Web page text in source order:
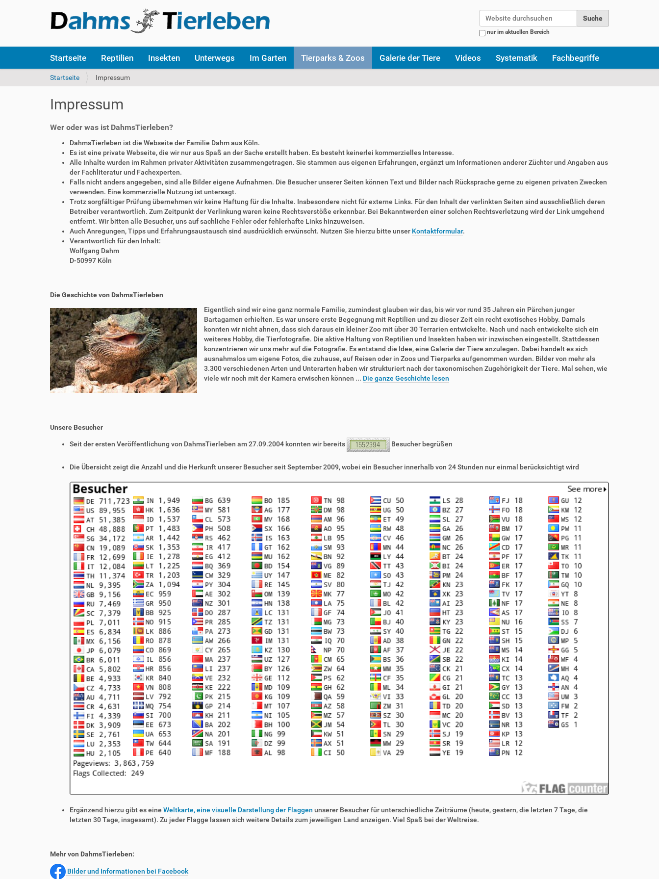
nur im aktuellen Bereich
k
Startseite Reptilien Insekten Unterwegs Im Garten Tierparks & Zoos Galerie der Tiere Videos Systematik Fachbegriffe
S
i
n
Startseite Impressum
Impressum
Wer oder was ist DahmsTierleben?
DahmsTierleben ist die Webseite der Familie Dahm aus Köln.
Es ist eine private Webseite, die wir nur aus Spaß an der Sache erstellt haben. Es besteht keinerlei kommerzielles Interesse.
Alle Inhalte wurden im Rahmen privater Aktivitäten zusammengetragen. Sie stammen aus eigenen Erfahrungen, ergänzt um Informationen anderer Züchter und Angaben aus
der Fachliteratur und Fachexperten.
Falls nicht anders angegeben, sind alle Bilder eigene Aufnahmen. Die Besucher unserer Seiten können Text und Bilder nach Rücksprache gerne zu eigenen privaten Zwecken
verwenden. Eine kommerzielle Nutzung ist untersagt.
Trotz sorgfältiger Prüfung übernehmen wir keine Haftung für die Inhalte. Insbesondere nicht für externe Links. Für den Inhalt der verlinkten Seiten sind ausschließlich deren
Betreiber verantwortlich. Zum Zeitpunkt der Verlinkung waren keine Rechtsverstöße erkennbar. Bei Bekanntwerden einer solchen Rechtsverletzung wird der Link umgehend
entfernt. Wir bitten alle Besucher, uns auf sachliche Fehler oder fehlerhafte Links hinzuweisen.
Auch Anregungen, Tipps und Erfahrungsaustausch sind ausdrücklich erwünscht. Nutzen Sie hierzu bitte unser Kontaktformular.
Verantwortlich für den Inhalt:
Wolfgang Dahm
D-50997 Köln
Die Geschichte von DahmsTierleben
Eigentlich sind wir eine ganz normale Familie, zumindest glauben wir das, bis wir vor rund 35 Jahren ein Pärchen junger
Bartagamen erhielten. Es war unsere erste Begegnung mit Reptilien und zu dieser Zeit ein recht exotisches Hobby. Damals
konnten wir nicht ahnen, dass sich daraus ein kleiner Zoo mit über 30 Terrarien entwickelte. Nach und nach entwickelte sich ein
weiteres Hobby, die Tierfotografie. Die aktive Haltung von Reptilien und Insekten haben wir inzwischen eingestellt. Stattdessen
konzentrieren wir uns mehr auf die Fotografie. Es entstand die Idee, eine Galerie der Tiere anzulegen. Dabei handelt es sich
ausnahmslos um eigene Fotos, die zuhause, auf Reisen oder in Zoos und Tierparks aufgenommen wurden. Bilder von mehr als
3.300 verschiedenen Arten und Unterarten haben wir strukturiert nach der taxonomischen Zugehörigkeit der Tiere. Mal sehen, wie
viele wir noch mit der Kamera erwischen können ... Die ganze Geschichte lesen
Unsere Besucher
Seit der ersten Veröffentlichung von DahmsTierleben am 27.09.2004 konnten wir bereits Besucher begrüßen
Die Übersicht zeigt die Anzahl und die Herkunft unserer Besucher seit September 2009, wobei ein Besucher innerhalb von 24 Stunden nur einmal berücksichtigt wird
Ergänzend hierzu gibt es eine Weltkarte, eine visuelle Darstellung der Flaggen unserer Besucher für unterschiedliche Zeiträume (heute, gestern, die letzten 7 Tage, die
letzten 30 Tage, insgesamt). Zu jeder Flagge lassen sich weitere Details zum jeweiligen Land anzeigen. Viel Spaß bei der Weltreise.
Mehr von DahmsTierleben:
Bilder und Informationen bei Facebook